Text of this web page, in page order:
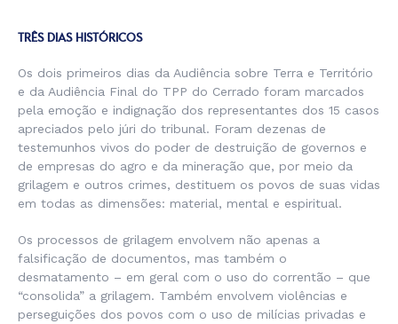
TRÊS DIAS HISTÓRICOS
Os dois primeiros dias da Audiência sobre Terra e Território
e da Audiência Final do TPP do Cerrado foram marcados
pela emoção e indignação dos representantes dos 15 casos
apreciados pelo júri do tribunal. Foram dezenas de
testemunhos vivos do poder de destruição de governos e
de empresas do agro e da mineração que, por meio da
grilagem e outros crimes, destituem os povos de suas vidas
em todas as dimensões: material, mental e espiritual.
Os processos de grilagem envolvem não apenas a
falsificação de documentos, mas também o
desmatamento – em geral com o uso do correntão – que
“consolida” a grilagem. Também envolvem violências e
perseguições dos povos com o uso de milícias privadas e